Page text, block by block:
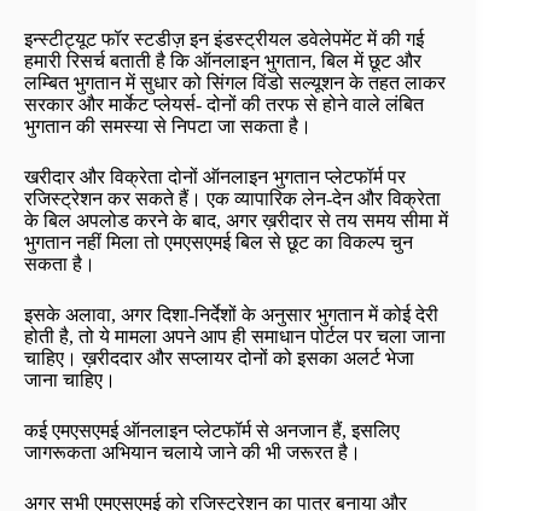
इन्स्टीट्यूट फॉर स्टडीज़ इन इंडस्ट्रीयल डवेलेपमेंट में की गई
हमारी रिसर्च बताती है कि ऑनलाइन भुगतान, बिल में छूट और
लम्बित भुगतान में सुधार को सिंगल विंडो सल्यूशन के तहत लाकर
सरकार और मार्केट प्लेयर्स- दोनों की तरफ से होने वाले लंबित
भुगतान की समस्या से निपटा जा सकता है।
खरीदार और विक्रेता दोनों ऑनलाइन भुगतान प्लेटफॉर्म पर
रजिस्ट्रेशन कर सकते हैं। एक व्यापारिक लेन-देन और विक्रेता
के बिल अपलोड करने के बाद, अगर ख़रीदार से तय समय सीमा में
भुगतान नहीं मिला तो एमएसएमई बिल से छूट का विकल्प चुन
सकता है।
इसके अलावा, अगर दिशा-निर्देशों के अनुसार भुगतान में कोई देरी
होती है, तो ये मामला अपने आप ही समाधान पोर्टल पर चला जाना
चाहिए। ख़रीददार और सप्लायर दोनों को इसका अलर्ट भेजा
जाना चाहिए।
कई एमएसएमई ऑनलाइन प्लेटफॉर्म से अनजान हैं, इसलिए
जागरूकता अभियान चलाये जाने की भी जरूरत है।
अगर सभी एमएसएमई को रजिस्ट्रेशन का पात्र बनाया और